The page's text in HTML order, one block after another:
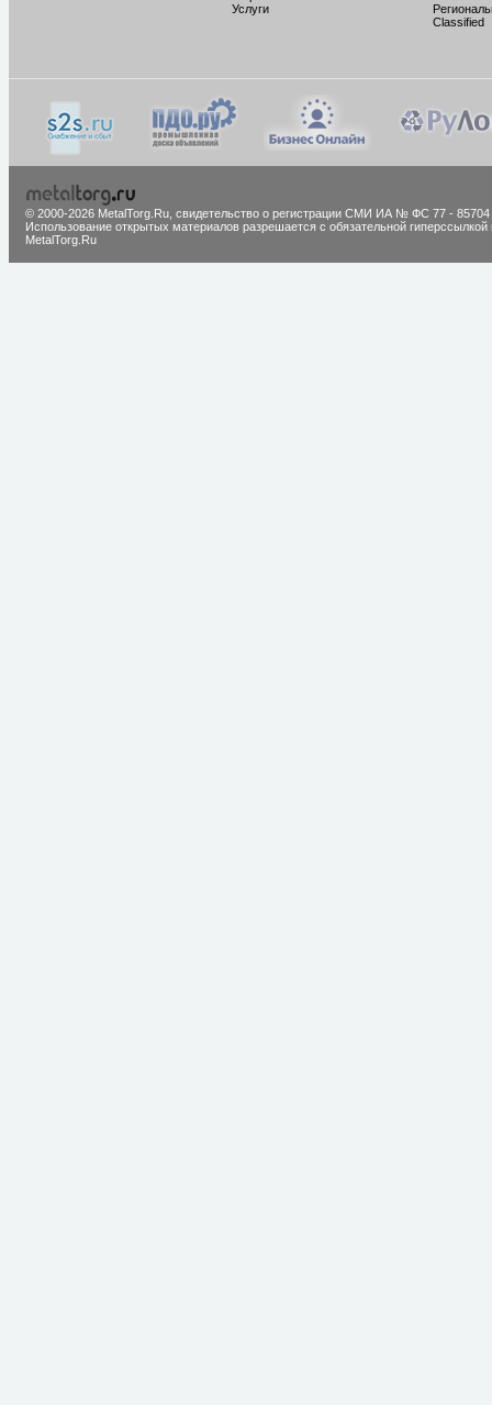
Услуги
Classified
© 2000-2026 MetalTorg.Ru, cвидетельство о регистрации СМИ ИА № ФС 77 - 85704
Использование открытых материалов разрешается с обязательной гиперссылкой
MetalTorg.Ru